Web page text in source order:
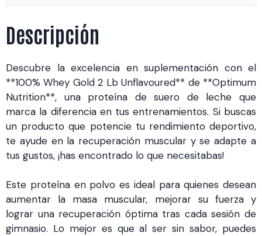
Descripción
Descubre la excelencia en suplementación con el
**100% Whey Gold 2 Lb Unflavoured** de **Optimum
Nutrition**, una proteína de suero de leche que
marca la diferencia en tus entrenamientos. Si buscas
un producto que potencie tu rendimiento deportivo,
te ayude en la recuperación muscular y se adapte a
tus gustos, ¡has encontrado lo que necesitabas!
Este proteína en polvo es ideal para quienes desean
aumentar la masa muscular, mejorar su fuerza y
lograr una recuperación óptima tras cada sesión de
gimnasio. Lo mejor es que al ser sin sabor, puedes